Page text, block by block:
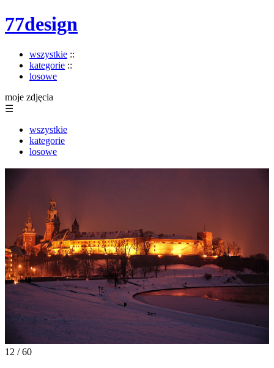
77design
wszystkie ::
kategorie ::
losowe
moje zdjęcia
☰
wszystkie
kategorie
losowe
12 / 60